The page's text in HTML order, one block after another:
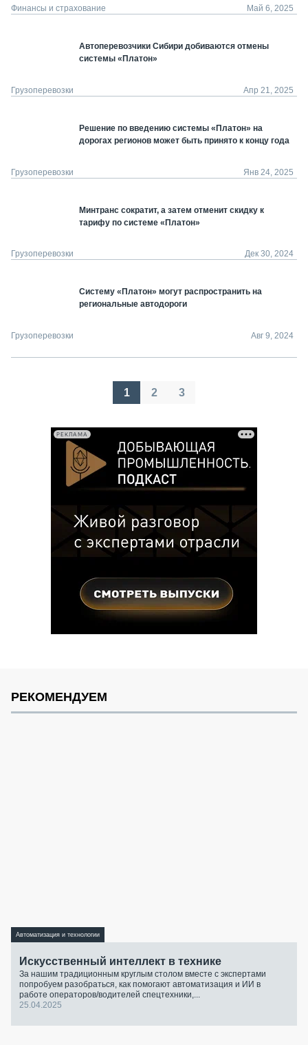
Финансы и страхование Май 6, 2025
Автоперевозчики Сибири добиваются отмены
системы «Платон»
Грузоперевозки Апр 21, 2025
Решение по введению системы «Платон» на
дорогах регионов может быть принято к концу года
Грузоперевозки Янв 24, 2025
Минтранс сократит, а затем отменит скидку к
тарифу по системе «Платон»
Грузоперевозки Дек 30, 2024
Систему «Платон» могут распространить на
региональные автодороги
Грузоперевозки Авг 9, 2024
Пагинация
1 2 3
РЕКЛАМА
РЕКОМЕНДУЕМ
Автоматизация и технологии
Искусственный интеллект в технике
За нашим традиционным круглым столом вместе с экспертами
попробуем разобраться, как помогают автоматизация и ИИ в
работе операторов/водителей спецтехники,...
25.04.2025